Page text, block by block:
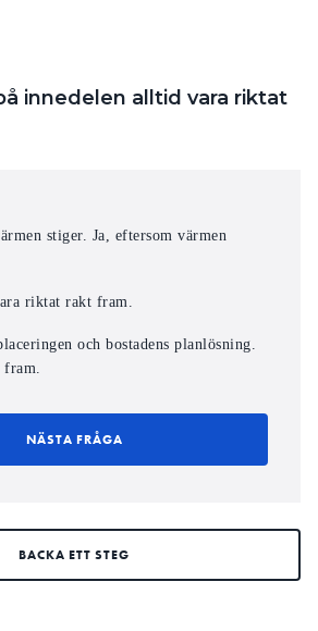
innedelen alltid vara riktat
riktat rakt fram.
fram.
NÄSTA FRÅGA
BACKA ETT STEG